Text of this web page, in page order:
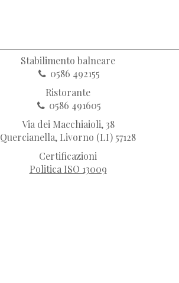
Stabilimento balneare
0586 492155
Ristorante
0586 491605
Via dei Macchiaioli, 38
Quercianella, Livorno (LI) 57128
Certificazioni
Politica ISO 13009